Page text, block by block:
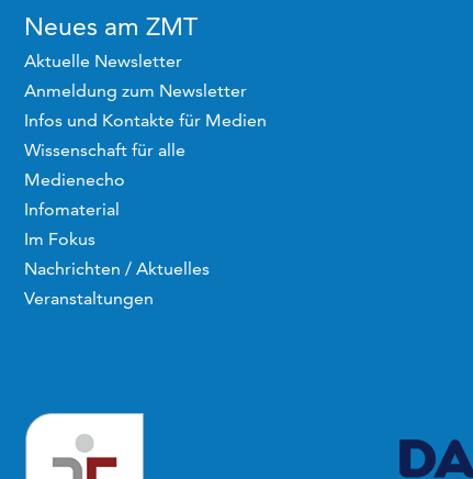
Neues am ZMT
Aktuelle Newsletter
Anmeldung zum Newsletter
Infos und Kontakte für Medien
Wissenschaft für alle
Medienecho
Infomaterial
Im Fokus
Nachrichten / Aktuelles
Veranstaltungen